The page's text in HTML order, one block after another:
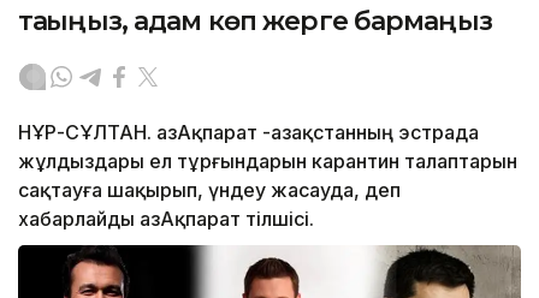
тағыңыз, адам көп жерге бармаңыз
НҰР-СҰЛТАН. ҚазАқпарат -Қазақстанның эстрада
жұлдыздары ел тұрғындарын карантин талаптарын
сақтауға шақырып, үндеу жасауда, деп
хабарлайды ҚазАқпарат тілшісі.